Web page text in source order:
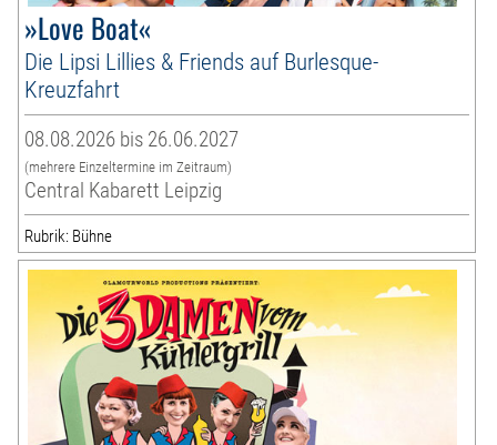
»Love Boat«
Die Lipsi Lillies & Friends auf Burlesque-
Kreuzfahrt
08.08.2026 bis 26.06.2027
(mehrere Einzeltermine im Zeitraum)
Central Kabarett Leipzig
Rubrik: Bühne